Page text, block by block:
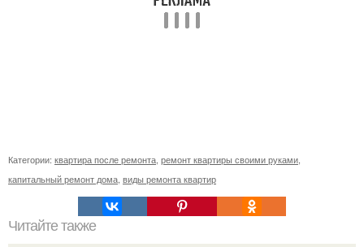
Категории: квартира после ремонта ремонт квартиры своими руками
капитальный ремонт дома виды ремонта квартир
Читайте также